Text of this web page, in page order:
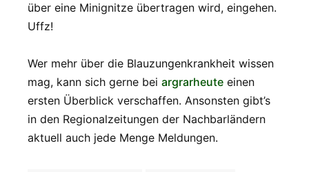
über eine Minignitze übertragen wird, eingehen.
Uffz!
Wer mehr über die Blauzungenkrankheit wissen
mag, kann sich gerne bei argrarheute einen
ersten Überblick verschaffen. Ansonsten gibt’s
in den Regionalzeitungen der Nachbarländern
aktuell auch jede Menge Meldungen.